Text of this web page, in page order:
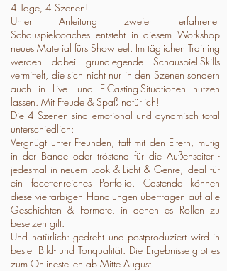
4 Tage, 4 Szenen!
Unter Anleitung zweier erfahrener
Schauspielcoaches entsteht in diesem Workshop
neues Material fürs Showreel. Im täglichen Training
werden dabei grundlegende Schauspiel-Skills
vermittelt, die sich nicht nur in den Szenen sondern
auch in Live- und E-Casting-Situationen nutzen
lassen. Mit Freude & Spaß natürlich!
Die 4 Szenen sind emotional und dynamisch total
unterschiedlich:
Vergnügt unter Freunden, taff mit den Eltern, mutig
in der Bande oder tröstend für die Außenseiter -
jedesmal in neuem Look & Licht & Genre, ideal für
ein facettenreiches Portfolio. Castende können
diese vielfarbigen Handlungen übertragen auf alle
Geschichten & Formate, in denen es Rollen zu
besetzen gilt.
Und natürlich: gedreht und postproduziert wird in
bester Bild- und Tonqualität. Die Ergebnisse gibt es
zum Onlinestellen ab Mitte August.